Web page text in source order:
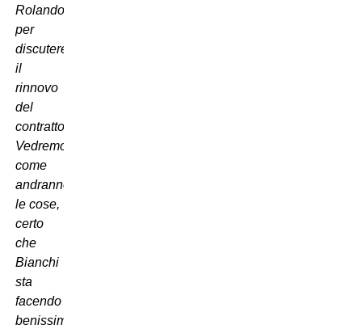
Rolando
per
discutere
il
rinnovo
del
contratto.
Vedremo
come
andranno
le cose,
certo
che
Bianchi
sta
facendo
benissimo